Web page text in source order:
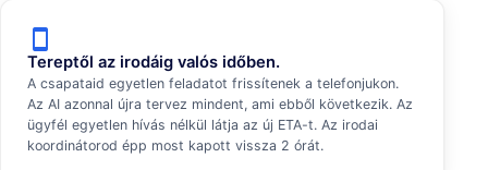
smartphone
Tereptől az irodáig valós időben.
A csapataid egyetlen feladatot frissítenek a telefonjukon.
Az AI azonnal újra tervez mindent, ami ebből következik. Az
ügyfél egyetlen hívás nélkül látja az új ETA-t. Az irodai
koordinátorod épp most kapott vissza 2 órát.